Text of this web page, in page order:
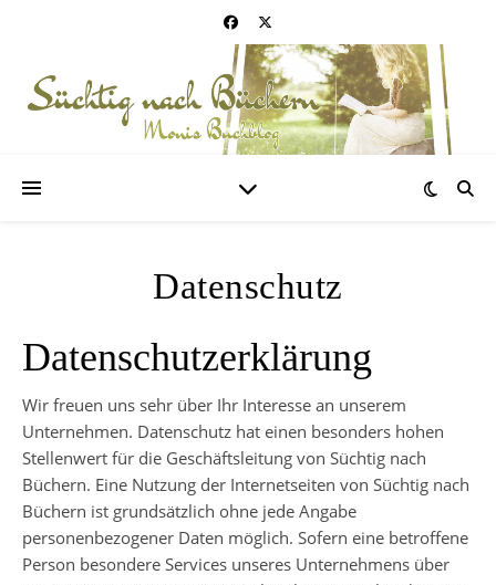
Datenschutz
Datenschutzerklärung
Wir freuen uns sehr über Ihr Interesse an unserem
Unternehmen. Datenschutz hat einen besonders hohen
Stellenwert für die Geschäftsleitung von Süchtig nach
Büchern. Eine Nutzung der Internetseiten von Süchtig nach
Büchern ist grundsätzlich ohne jede Angabe
personenbezogener Daten möglich. Sofern eine betroffene
Person besondere Services unseres Unternehmens über